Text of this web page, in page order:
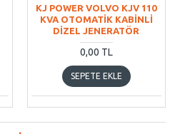
KJ POWER VOLVO KJV 110
KVA OTOMATİK KABİNLİ
DİZEL JENERATÖR
0,00 TL
SEPETE EKLE